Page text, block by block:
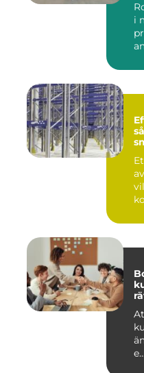
i
e...